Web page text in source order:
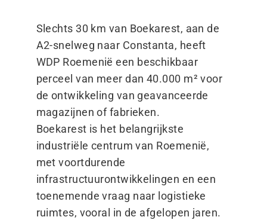
Slechts 30 km van Boekarest, aan de
A2-snelweg naar Constanta, heeft
WDP Roemenië een beschikbaar
perceel van meer dan 40.000 m² voor
de ontwikkeling van geavanceerde
magazijnen of fabrieken.
Boekarest is het belangrijkste
industriële centrum van Roemenië,
met voortdurende
infrastructuurontwikkelingen en een
toenemende vraag naar logistieke
ruimtes, vooral in de afgelopen jaren.